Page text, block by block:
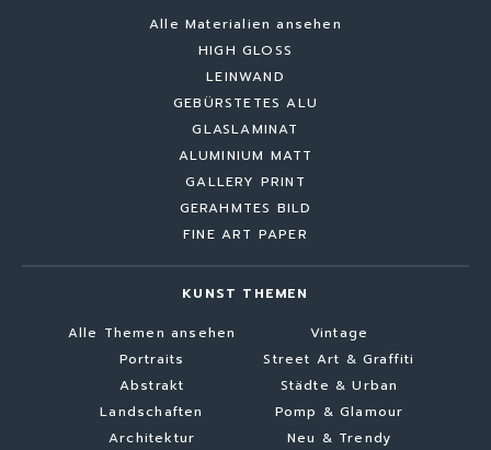
Alle Materialien ansehen
HIGH GLOSS
LEINWAND
GEBÜRSTETES ALU
GLASLAMINAT
ALUMINIUM MATT
GALLERY PRINT
GERAHMTES BILD
FINE ART PAPER
KUNST THEMEN
Alle Themen ansehen
Portraits
Abstrakt
Landschaften
Architektur
Vintage
Street Art & Graffiti
Städte & Urban
Pomp & Glamour
Neu & Trendy